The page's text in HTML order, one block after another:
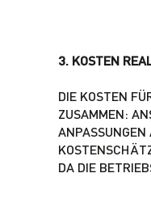
3. KOSTEN
DIE KOSTEN
ZUSAMMEN:
DA DIE